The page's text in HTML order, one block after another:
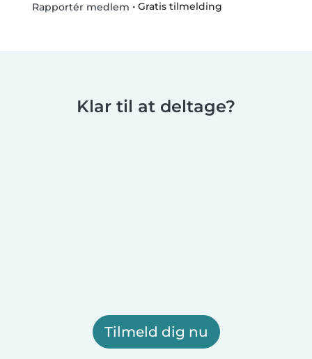
Rapportér medlem • Gratis tilmelding
Klar til at deltage?
Tilmeld dig nu